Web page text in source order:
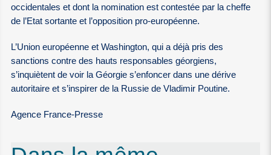
occidentales et dont la nomination est contestée par la cheffe
de l’Etat sortante et l’opposition pro-européenne.
L’Union européenne et Washington, qui a déjà pris des
sanctions contre des hauts responsables géorgiens,
s’inquiètent de voir la Géorgie s’enfoncer dans une dérive
autoritaire et s’inspirer de la Russie de Vladimir Poutine.
Agence France-Presse